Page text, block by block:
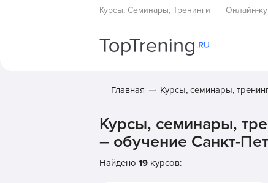
Курсы, Семинары, Тренинги Онлайн-
Главная Курсы, семинары,
Курсы, семинары,
– обучение Санкт-
Найдено 19 курсов: